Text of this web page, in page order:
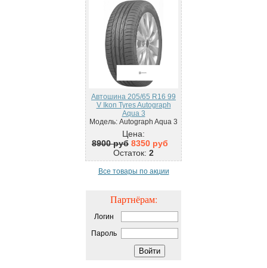
Автошина 205/65 R16 99
V Ikon Tyres Autograph
Aqua 3
Модель: Autograph Aqua 3
Цена:
8900 руб 8350 руб
Остаток: 2
Все товары по акции
Партнёрам:
Логин
Пароль
Войти